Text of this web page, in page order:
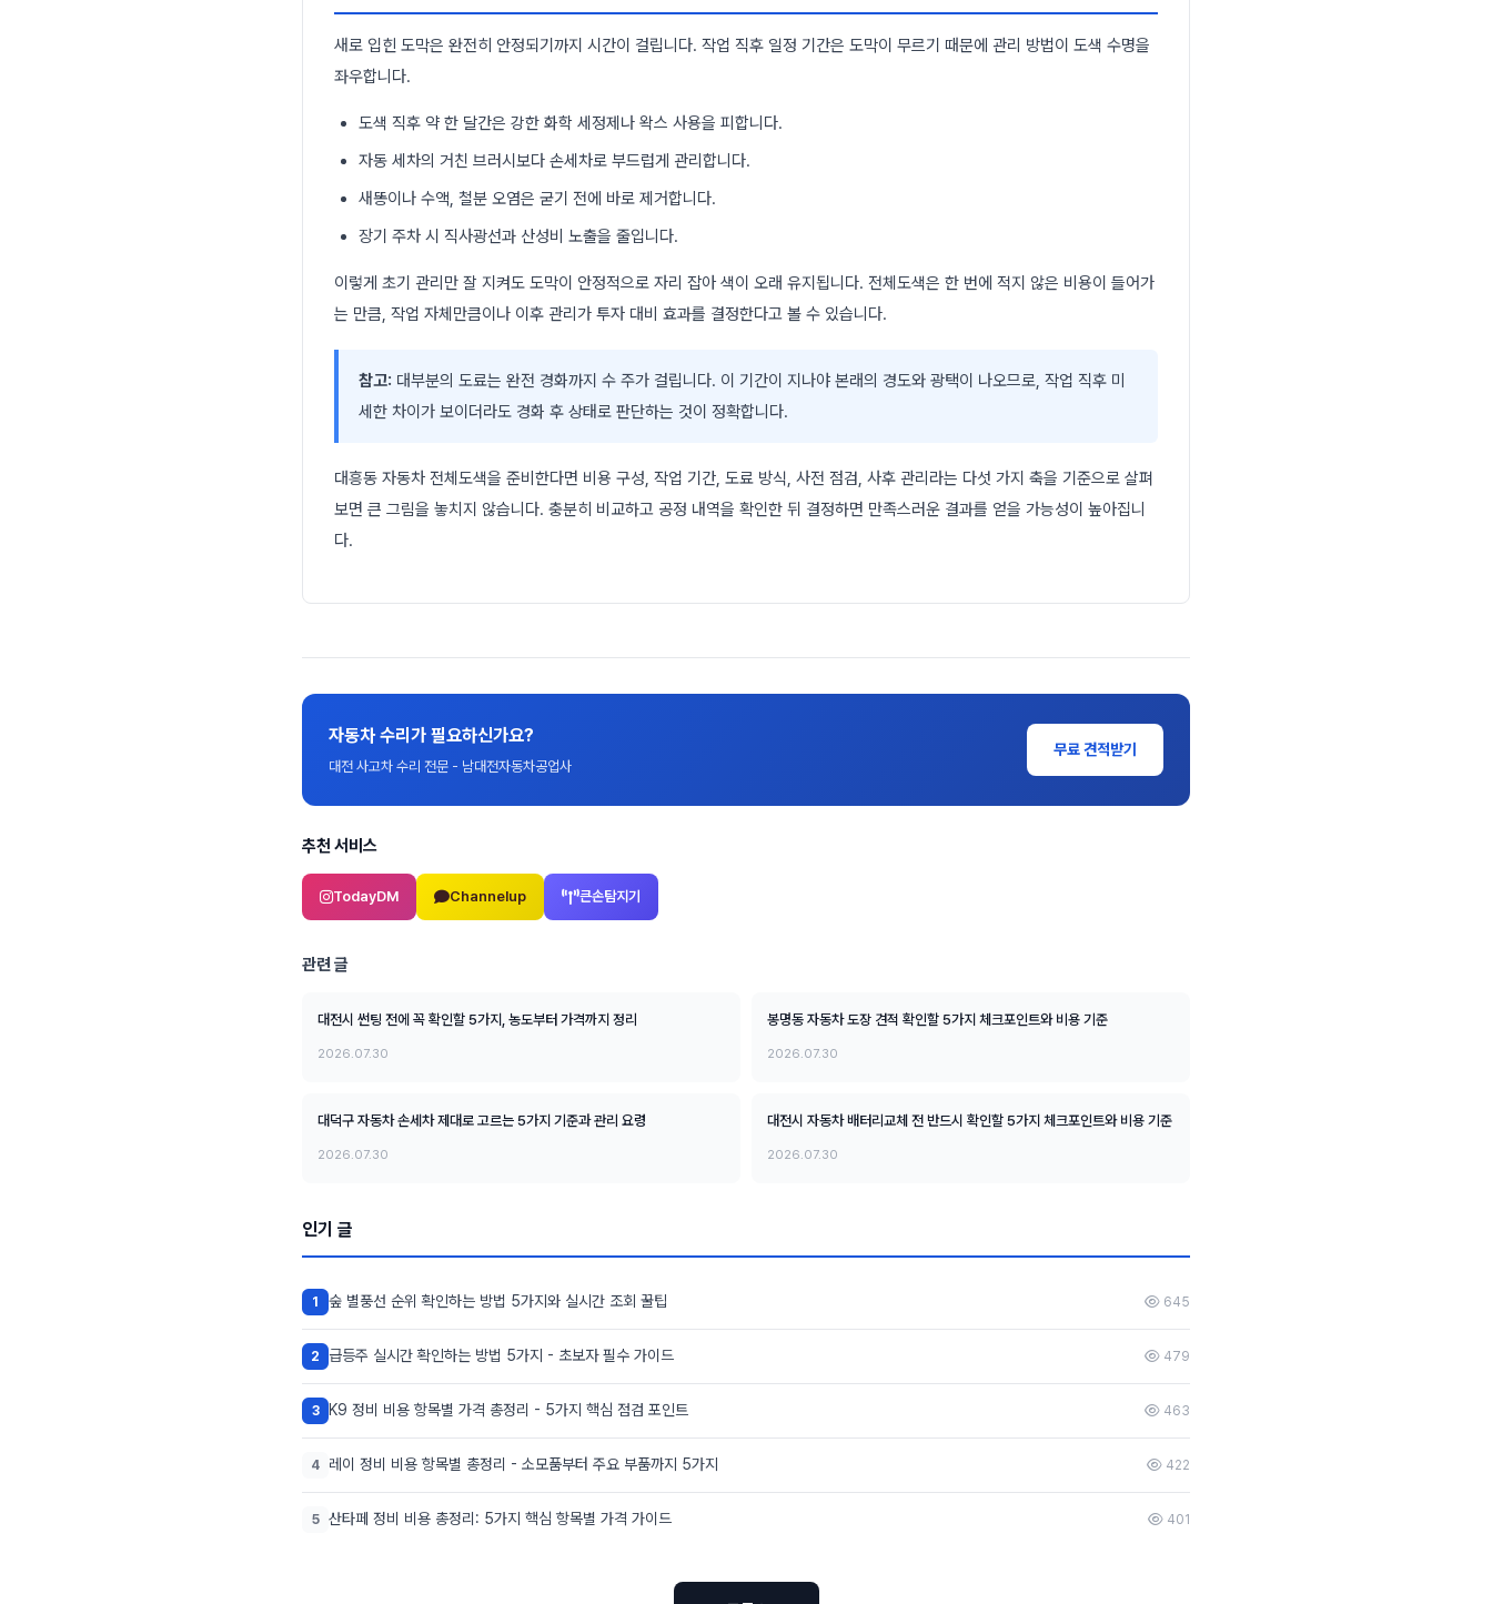
새로 입힌 도막은 완전히 안정되기까지 시간이 걸립니다. 작업 직후 일정 기간은 도막이 무르기 때문에 관리 방법이 도색 수명을
좌우합니다.
도색 직후 약 한 달간은 강한 화학 세정제나 왁스 사용을 피합니다.
자동 세차의 거친 브러시보다 손세차로 부드럽게 관리합니다.
새똥이나 수액, 철분 오염은 굳기 전에 바로 제거합니다.
장기 주차 시 직사광선과 산성비 노출을 줄입니다.
이렇게 초기 관리만 잘 지켜도 도막이 안정적으로 자리 잡아 색이 오래 유지됩니다. 전체도색은 한 번에 적지 않은 비용이 들어가
는 만큼, 작업 자체만큼이나 이후 관리가 투자 대비 효과를 결정한다고 볼 수 있습니다.
참고: 대부분의 도료는 완전 경화까지 수 주가 걸립니다. 이 기간이 지나야 본래의 경도와 광택이 나오므로, 작업 직후 미
세한 차이가 보이더라도 경화 후 상태로 판단하는 것이 정확합니다.
대흥동 자동차 전체도색을 준비한다면 비용 구성, 작업 기간, 도료 방식, 사전 점검, 사후 관리라는 다섯 가지 축을 기준으로 살펴
보면 큰 그림을 놓치지 않습니다. 충분히 비교하고 공정 내역을 확인한 뒤 결정하면 만족스러운 결과를 얻을 가능성이 높아집니
다.
자동차 수리가 필요하신가요?
대전 사고차 수리 전문 - 남대전자동차공업사
무료 견적받기
추천 서비스
TodayDM Channelup 큰손탐지기
관련 글
대전시 썬팅 전에 꼭 확인할 5가지, 농도부터 가격까지 정리
2026.07.30
봉명동 자동차 도장 견적 확인할 5가지 체크포인트와 비용 기준
2026.07.30
대덕구 자동차 손세차 제대로 고르는 5가지 기준과 관리 요령
2026.07.30
대전시 자동차 배터리교체 전 반드시 확인할 5가지 체크포인트와 비용 기준
2026.07.30
인기 글
1 숲 별풍선 순위 확인하는 방법 5가지와 실시간 조회 꿀팁 645
2 급등주 실시간 확인하는 방법 5가지 - 초보자 필수 가이드 479
3 K9 정비 비용 항목별 가격 총정리 - 5가지 핵심 점검 포인트 463
4 레이 정비 비용 항목별 총정리 - 소모품부터 주요 부품까지 5가지 422
5 산타페 정비 비용 총정리: 5가지 핵심 항목별 가격 가이드 401